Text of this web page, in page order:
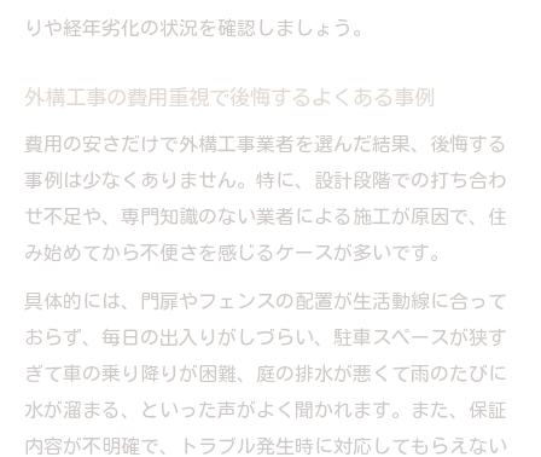
りや経年劣化の状況を確認しましょう。
外構工事の費用重視で後悔するよくある事例
費用の安さだけで外構工事業者を選んだ結果、後悔する
事例は少なくありません。特に、設計段階での打ち合わ
せ不足や、専門知識のない業者による施工が原因で、住
み始めてから不便さを感じるケースが多いです。
具体的には、門扉やフェンスの配置が生活動線に合って
おらず、毎日の出入りがしづらい、駐車スペースが狭す
ぎて車の乗り降りが困難、庭の排水が悪くて雨のたびに
水が溜まる、といった声がよく聞かれます。また、保証
内容が不明確で、トラブル発生時に対応してもらえない